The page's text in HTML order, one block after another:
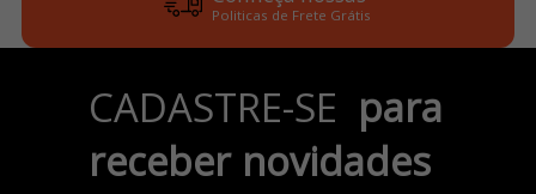
Politicas de Frete Grátis
no Cartão de Crédito
Pix e Boleto
CADASTRE-SE para
receber novidades